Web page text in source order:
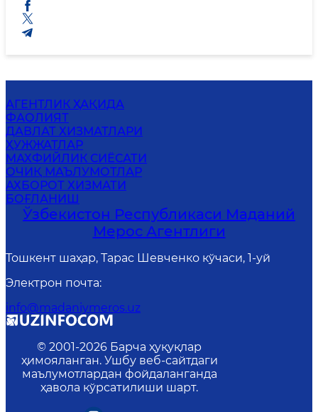
АГЕНТЛИК ҲАҚИДА
ФАОЛИЯТ
ДАВЛАТ ХИЗМАТЛАРИ
ҲУЖЖАТЛАР
MАХФИЙЛИК СИЁСАТИ
ОЧИҚ МАЪЛУМОТЛАР
АХБОРОТ ХИЗМАТИ
БОҒЛАНИШ
Ўзбекистон Республикаси Маданий
Мерос Агентлиги
Тошкент шаҳар, Тарас Шевченко кўчаси, 1-уй
Электрон почта:
info@madaniymeros.uz
© 2001-2026 Барча ҳуқуқлар
ҳимояланган. Ушбу веб-сайтдаги
маълумотлардан фойдаланганда
ҳавола кўрсатилиши шарт.